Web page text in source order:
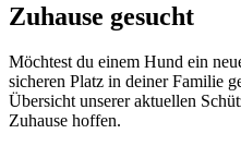
Zuhause gesucht
Möchtest du einem Hund ein
sicheren Platz in deiner Familie
Übersicht unserer aktuellen
Zuhause hoffen.